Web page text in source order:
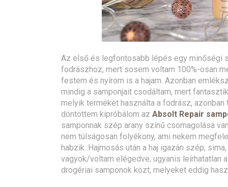
Az első és legfontosabb lépés egy minőségi
fodrászhoz, mert sosem voltam 100%-osan
festem és nyírom is a hajam. Azonban
mindig a samponjait csodáltam, mert
melyik terméket használta a fodrász, azonban
döntöttem kipróbálom az Absolt Repair
samponnak szép arany színű csomagolása
nem túlságosan folyékony, ami nekem
habzik. Hajmosás után a haj igazán szép,
vagyok/voltam elégedve, ugyanis leírhatatlan
drogériai samponok közt, melyeket eddig